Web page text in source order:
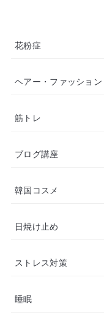
花粉症
ヘアー・ファッション
筋トレ
ブログ講座
韓国コスメ
日焼け止め
ストレス対策
睡眠